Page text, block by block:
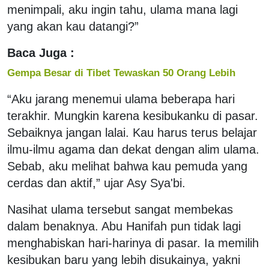
menimpali, aku ingin tahu, ulama mana lagi
yang akan kau datangi?”
Baca Juga :
Gempa Besar di Tibet Tewaskan 50 Orang Lebih
“Aku jarang menemui ulama beberapa hari
terakhir. Mungkin karena kesibukanku di pasar.
Sebaiknya jangan lalai. Kau harus terus belajar
ilmu-ilmu agama dan dekat dengan alim ulama.
Sebab, aku melihat bahwa kau pemuda yang
cerdas dan aktif,” ujar Asy Sya'bi.
Nasihat ulama tersebut sangat membekas
dalam benaknya. Abu Hanifah pun tidak lagi
menghabiskan hari-harinya di pasar. Ia memilih
kesibukan baru yang lebih disukainya, yakni